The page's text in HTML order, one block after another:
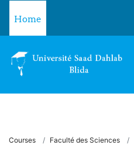
Home
Courses Faculté des Sciences